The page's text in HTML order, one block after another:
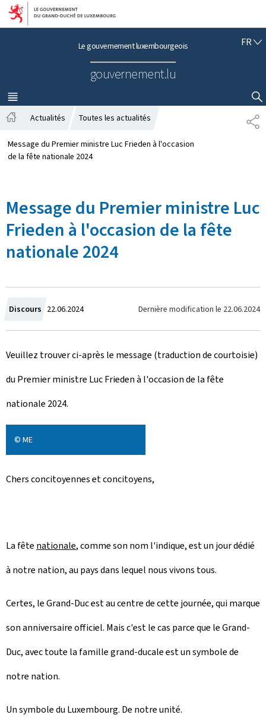
Aller au menu principal
Aller au contenu
Le gouvernement luxembourgeois
gouvernement.lu
FRF
Ç
A
I
S
MENU
PRINCIPAL
AFFICHER / MASQUER LA RECHERCHE
P
A
c
c
l
Actualités Toutes les actualités
Message du Premier ministre Luc Frieden à l'occasion
de la fête nationale 2024
Message du Premier ministre Luc
Frieden à l'occasion de la fête
nationale 2024
Discours C
r
é
e
l
22.06.2024 Dernière modification le 22.06.2024
Veuillez trouver ci-après le message (traduction de courtoisie)
du Premier ministre Luc Frieden à l'occasion de la fête
nationale 2024.
© ME
Chers concitoyennes et concitoyens,
La fête nationale, comme son nom l'indique, est un jour dédié
à notre nation, au pays dans lequel nous vivons tous.
Certes, le Grand-Duc est au centre de cette journée, qui marque
son anniversaire officiel. Mais c'est le cas parce que le Grand-
Duc, avec toute la famille grand-ducale est un symbole de
notre nation.
Un symbole du Luxembourg. De notre unité.